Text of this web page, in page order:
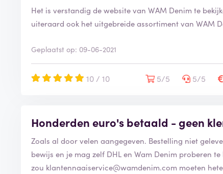
Het is verstandig de website van WAM Denim te
uiteraard ook het uitgebreide assortiment van WAM
Geplaatst op: 09-06-2021
10 / 10 5/5 5/5
Honderden euro's betaald - geen
Zoals al door velen aangegeven. Bestelling niet
bewijs en je mag zelf DHL en Wam Denim proberen
zou klantennaaiservice@wamdenim.com moeten